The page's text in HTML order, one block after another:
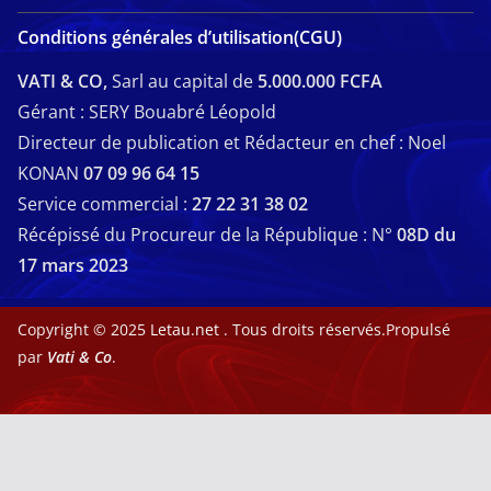
Conditions générales d’utilisation(CGU)
VATI & CO,Sarl au capital de 5.000.000 FCFA
Gérant : SERY Bouabré Léopold
Directeur de publication et Rédacteur en chef : Noel
KONAN 07 09 96 64 15
Service commercial : 27 22 31 38 02
Récépissé du Procureur de la République : N° 08D du
17 mars 2023
Copyright © 2025 Letau.net . Tous droits réservés.Propulsé
par Vati & Co.